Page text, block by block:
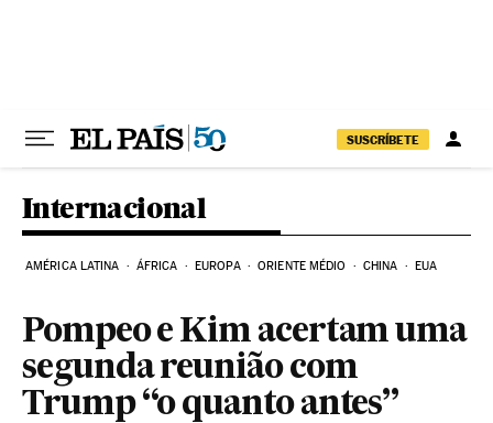
SUSCRÍBETE
Internacional
AMÉRICA LATINA ÁFRICA EUROPA ORIENTE MÉDIO CHINA EUA
Pompeo e Kim acertam uma
segunda reunião com
Trump “o quanto antes”